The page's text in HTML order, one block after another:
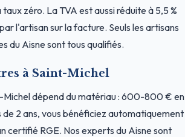
zéro. La TVA est aussi réduite à 5,5 %
l'artisan sur la facture. Seuls les artisans
du Aisne sont tous qualifiés.
à Saint-Michel
Michel dépend du matériau : 600-800 € en
2 ans, vous bénéficiez automatiquement
certifié RGE. Nos experts du Aisne sont